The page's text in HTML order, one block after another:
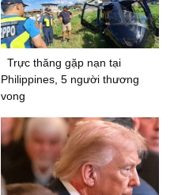
Trực thăng gặp nạn tại
Philippines, 5 người thương
vong